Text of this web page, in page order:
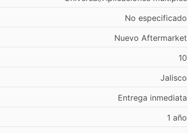
No especificado
Nuevo Aftermarket
10
Jalisco
Entrega inmediata
1 año